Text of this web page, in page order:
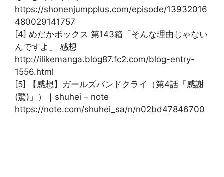
https://shonenjumpplus.com/episode/13932016
480029141757
[4] めだかボックス 第143箱「そんな理由じゃない
んですよ」 感想
http://ilikemanga.blog87.fc2.com/blog-entry-
1556.html
[5] 【感想】ガールズバンドクライ（第4話「感謝
(驚)」）｜shuhei – note
https://note.com/shuhei_sa/n/n02bd47846700